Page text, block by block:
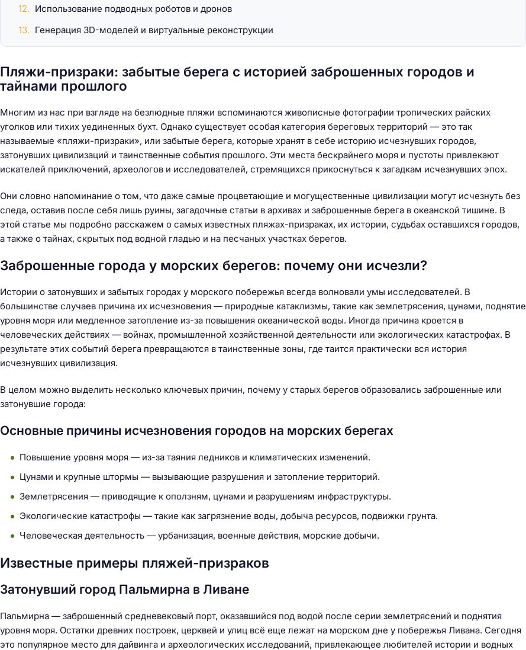
Пляжи-призраки: забытые берега с историей заброшенных городов и
тайнами прошлого
Многим из нас при взгляде на безлюдные пляжи вспоминаются живописные фотографии тропических райских
уголков или тихих уединенных бухт. Однако существует особая категория береговых территорий — это так
называемые «пляжи-призраки», или забытые берега, которые хранят в себе историю исчезнувших городов,
затонувших цивилизаций и таинственные события прошлого. Эти места бескрайнего моря и пустоты привлекают
искателей приключений, археологов и исследователей, стремящихся прикоснуться к загадкам исчезнувших эпох.
Они словно напоминание о том, что даже самые процветающие и могущественные цивилизации могут исчезнуть без
следа, оставив после себя лишь руины, загадочные статьи в архивах и заброшенные берега в океанской тишине. В
этой статье мы подробно расскажем о самых известных пляжах-призраках, их истории, судьбах оставшихся городов,
а также о тайнах, скрытых под водной гладью и на песчаных участках берегов.
Заброшенные города у морских берегов: почему они исчезли?
Истории о затонувших и забытых городах у морского побережья всегда волновали умы исследователей. В
большинстве случаев причина их исчезновения — природные катаклизмы, такие как землетрясения, цунами, поднятие
уровня моря или медленное затопление из-за повышения океанической воды. Иногда причина кроется в
человеческих действиях — войнах, промышленной хозяйственной деятельности или экологических катастрофах. В
результате этих событий берега превращаются в таинственные зоны, где таится практически вся история
исчезнувших цивилизация.
В целом можно выделить несколько ключевых причин, почему у старых берегов образовались заброшенные или
затонувшие города:
Основные причины исчезновения городов на морских берегах
Повышение уровня моря — из-за таяния ледников и климатических изменений.
Цунами и крупные штормы — вызывающие разрушения и затопление территорий.
Землетрясения — приводящие к оползням, цунами и разрушениям инфраструктуры.
Экологические катастрофы — такие как загрязнение воды, добыча ресурсов, подвижки грунта.
Человеческая деятельность — урбанизация, военные действия, морские добычи.
Известные примеры пляжей-призраков
Затонувший город Пальмирна в Ливане
Пальмирна — заброшенный средневековый порт, оказавшийся под водой после серии землетрясений и поднятия
уровня моря. Остатки древних построек, церквей и улиц всё еще лежат на морском дне у побережья Ливана. Сегодня
это популярное место для дайвинга и археологических исследований, привлекающее любителей истории и водных
Использование подводных роботов и дронов
Генерация 3D-моделей и виртуальные реконструкции
Н
й
и